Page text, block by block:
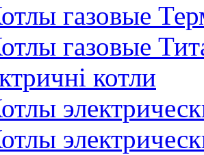
газовые
газовые
котли